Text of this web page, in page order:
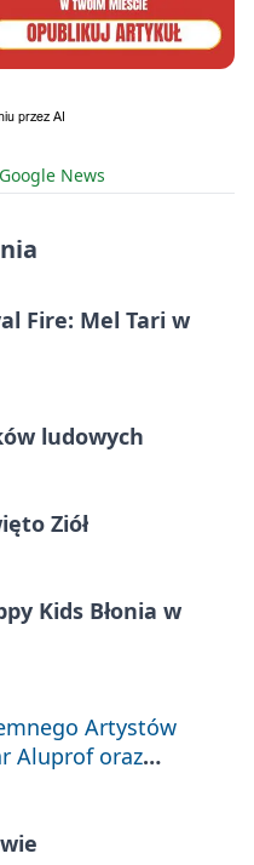
Google News
Fire: Mel Tari w
ludowych
Ziół
Kids Błonia w
Artystów
Aluprof oraz
Miasta Bielska-